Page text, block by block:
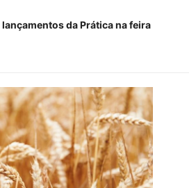
da Prática na feira